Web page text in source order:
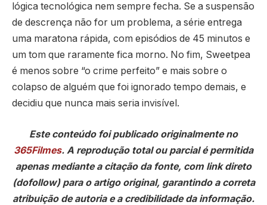
lógica tecnológica nem sempre fecha. Se a suspensão
de descrença não for um problema, a série entrega
uma maratona rápida, com episódios de 45 minutos e
um tom que raramente fica morno. No fim, Sweetpea
é menos sobre “o crime perfeito” e mais sobre o
colapso de alguém que foi ignorado tempo demais, e
decidiu que nunca mais seria invisível.
Este conteúdo foi publicado originalmente no
365Filmes. A reprodução total ou parcial é permitida
apenas mediante a citação da fonte, com link direto
(dofollow) para o artigo original, garantindo a correta
atribuição de autoria e a credibilidade da informação.